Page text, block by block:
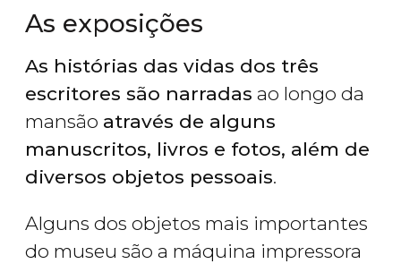
As exposições
As histórias das vidas dos três
escritores são narradas ao longo da
mansão através de alguns
manuscritos, livros e fotos, além de
diversos objetos pessoais.
Alguns dos objetos mais importantes
do museu são a máquina impressora